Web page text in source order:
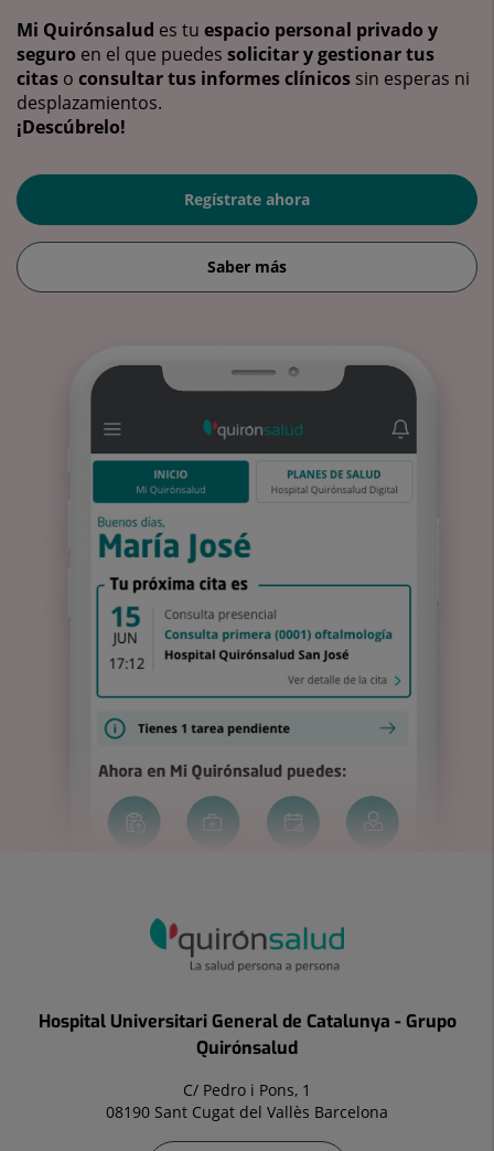
Mi Quirónsalud es tu espacio personal privado y
seguro en el que puedes solicitar y gestionar tus
citas o consultar tus informes clínicos sin esperas ni
desplazamientos.
¡Descúbrelo!
Regístrate ahora
Saber más
Hospital Universitari General de Catalunya - Grupo
Quirónsalud
C/ Pedro i Pons, 1
08190 Sant Cugat del Vallès Barcelona